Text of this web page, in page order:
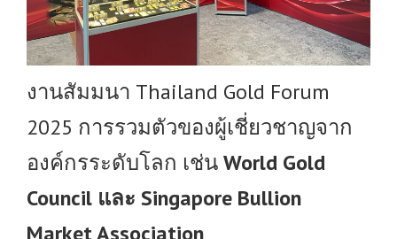
งานสัมมนา Thailand Gold Forum
2025 การรวมตัวของผู้เชี่ยวชาญจาก
องค์กรระดับโลก เช่นWorld Gold
Council และ Singapore Bullion
Market Association